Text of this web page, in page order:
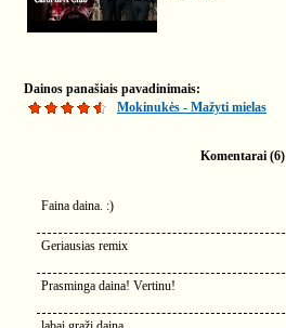
Dainos panašiais pavadinimais:
Mokinukės - Mažyti mielas
Komentarai (6)
Faina daina. :)
Geriausias remix
Prasminga daina! Vertinu!